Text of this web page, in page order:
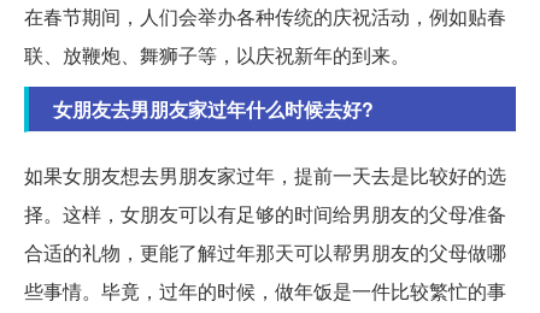
在春节期间，人们会举办各种传统的庆祝活动，例如贴春
联、放鞭炮、舞狮子等，以庆祝新年的到来。
女朋友去男朋友家过年什么时候去好?
如果女朋友想去男朋友家过年，提前一天去是比较好的选
择。这样，女朋友可以有足够的时间给男朋友的父母准备
合适的礼物，更能了解过年那天可以帮男朋友的父母做哪
些事情。毕竟，过年的时候，做年饭是一件比较繁忙的事